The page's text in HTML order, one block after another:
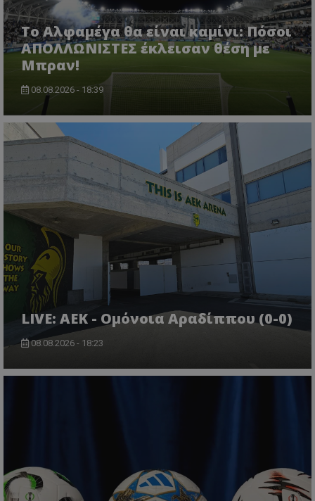
Το Αλφαμέγα θα είναι καμίνι: Πόσοι
ΑΠΟΛΛΩΝΙΣΤΕΣ έκλεισαν θέση με
Μπραν!
08.08.2026 - 18:39
LIVE: ΑΕΚ - Ομόνοια Αραδίππου (0-0)
08.08.2026 - 18:23